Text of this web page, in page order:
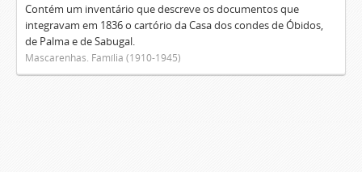
Contém um inventário que descreve os documentos que
integravam em 1836 o cartório da Casa dos condes de Óbidos,
de Palma e de Sabugal.
Mascarenhas. Família (1910-1945)